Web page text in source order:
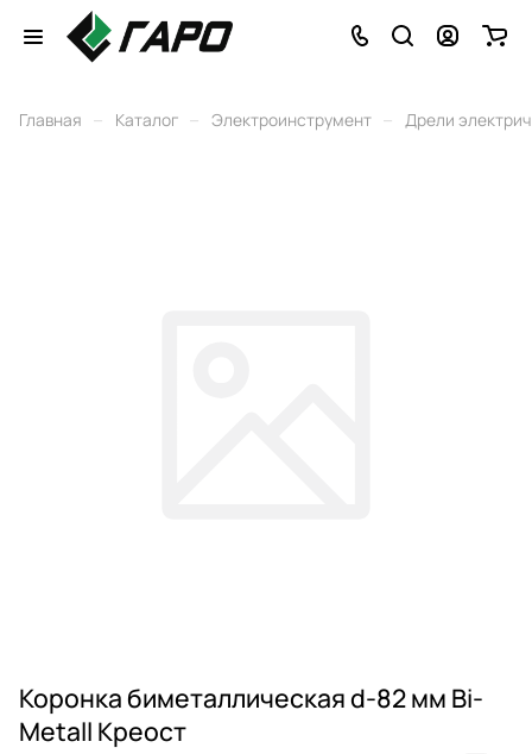
Главная – Каталог – Электроинструмент – Дрели
Коронка биметаллическая d-82 мм Bi-
Metall Креост